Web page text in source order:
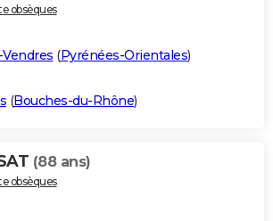
obsèques
(Pyrénées-Orientales)
(Bouches-du-Rhône)
(88 ans)
obsèques